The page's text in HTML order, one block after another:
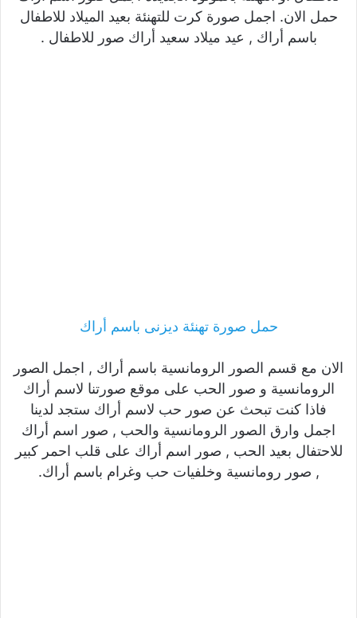
حمل الان. اجمل صورة كرت للتهنئة بعيد الميلاد للاطفال
باسم أراك , عيد ميلاد سعيد أراك صور للاطفال .
حمل صورة تهنئة ديزنى باسم أراك
الان مع قسم الصور الرومانسية باسم أراك , اجمل الصور
الرومانسية و صور الحب على موقع صورتنا لاسم أراك
فاذا كنت تبحث عن صور حب لاسم أراك ستجد لدينا
اجمل وارق الصور الرومانسية والحب , صور اسم أراك
للاحتفال بعيد الحب , صور اسم أراك على قلب احمر كبير
, صور رومانسية وخلفيات حب وغرام باسم أراك.